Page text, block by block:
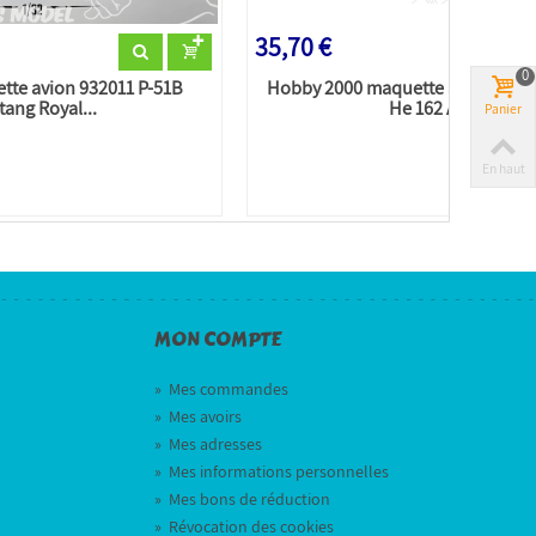
avion 932011 P-51B
Royal...
35,70 €
Hobby 2000 maquette avion
He 162 A-1...
MON COMPTE
» Mes commandes
» Mes avoirs
» Mes adresses
» Mes informations personnelles
» Mes bons de réduction
» Révocation des cookies
Panier
0
En haut